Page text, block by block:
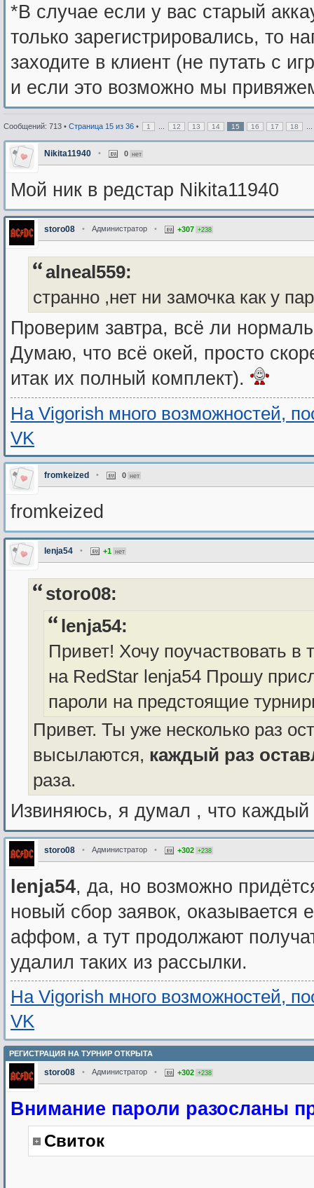
*В случае если у вас старый
только зарегистрировались, то
заходите в клиент (не путать с
и если это возможно мы
Сообщений: 713 • Страница 15 из 36 • 1 12 13 14 15 16 17 18
Nikita11940 • 0 нет
Мой ник в редстар Nikita11940
storo08 • Администратор • +307 +238
alneal559:
странно ,нет ни замочка как у
Проверим завтра, всё ли
Думаю, что всё окей, просто
итак их полный комплект).
На Vigorish много возможностей,
VK
fromkeized • 0 нет
fromkeized
lenja54 • +1 нет
storo08:
lenja54:
Привет! Хочу поучаствовать
на RedStar lenja54 Прошу
пароли на предстоящие
Привет. Ты уже несколько раз
высылаются, каждый раз
раза.
Извиняюсь, я думал , что каждый
storo08 • Администратор • +302 +238
lenja54, да, но возможно
новый сбор заявок, оказывается
аффом, а тут продолжают
удалил таких из рассылки.
На Vigorish много возможностей,
VK
РЕГИСТРАЦИЯ НА ТУРНИР ОТКРЫТА
storo08 • Администратор • +302 +238
Внимание пароли разосланы
Свиток